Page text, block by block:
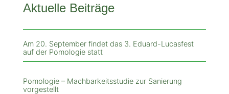
Aktuelle Beiträge
Am 20. September findet das 3. Eduard-Lucasfest
auf der Pomologie statt
Pomologie – Machbarkeitsstudie zur Sanierung
vorgestellt